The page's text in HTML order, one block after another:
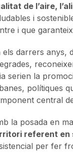
de l’aire,
i
i que
els darrers anys,
serien la
polítiques
central
la posada en
referent en
per fer